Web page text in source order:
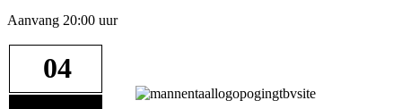
Aanvang 20:00 uur
04